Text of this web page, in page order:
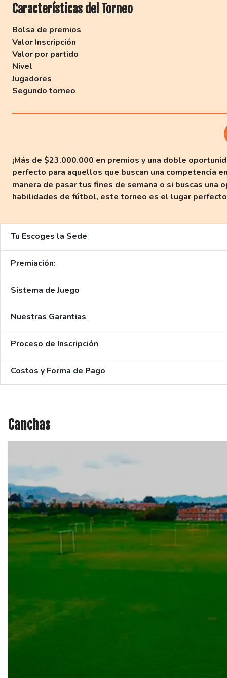
Características del Torneo
Bolsa de premios
Valor Inscripción
Valor por partido
Nivel
Jugadores
Segundo torneo
¡Más de $23.000.000 en premios y una doble
perfecto para aquellos que buscan una competencia
manera de pasar tus fines de semana o si buscas
habilidades de fútbol, este torneo es el lugar
Tu Escoges la Sede
Premiación:
Sistema de Juego
Nuestras Garantias
Proceso de Inscripción
Costos y Forma de Pago
Canchas